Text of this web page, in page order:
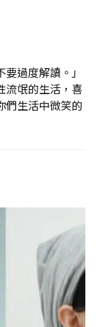
過度解讀。」
流氓的生活，喜
們生活中微笑的